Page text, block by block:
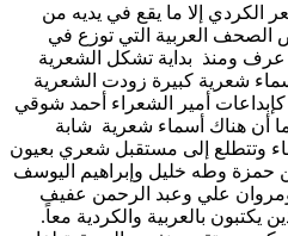
الكردي إلا ما يقع في يديه من
العربية التي توزع في
عرف ومنذ بداية تشكل الشعرية
شعرية كبيرة زودت الشعرية
كإبداعات أمير الشعراء أحمد شوقي
أن هناك أسماء شعرية شابة
وتتطلع إلى مستقبل شعري بعيون
حمزة وطه خليل وإبراهيم اليوسف
علي وعبد الرحمن عفيف
بالعربية والكردية معاً.